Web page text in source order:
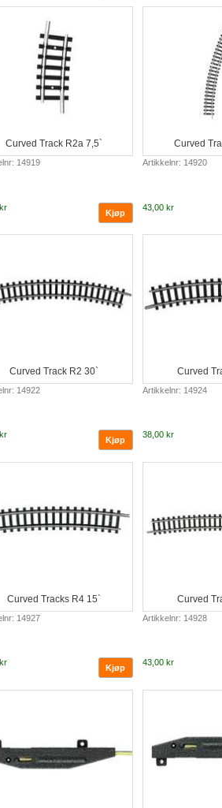
Curved Track R2a 7,5`
14919
Curved
Artikkelnr: 14920
43,00 kr
Curved Track R2 30`
14922
Curved
Artikkelnr: 14924
38,00 kr
Curved Tracks R4 15`
14927
Curved
Artikkelnr: 14928
43,00 kr